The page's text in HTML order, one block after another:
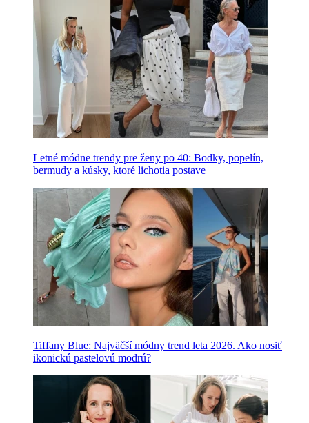
Letné módne trendy pre ženy po 40: Bodky, popelín,
bermudy a kúsky, ktoré lichotia postave
Tiffany Blue: Najväčší módny trend leta 2026. Ako nosiť
ikonickú pastelovú modrú?